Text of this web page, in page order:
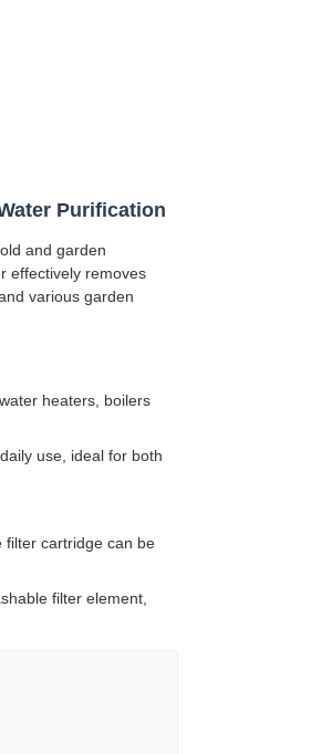
Purification
and garden
effectively removes
various garden
heaters, boilers
use, ideal for both
cartridge can be
filter element,